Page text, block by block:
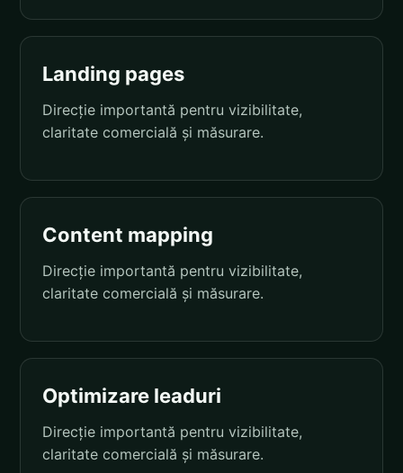
Landing pages
Direcție importantă pentru vizibilitate,
claritate comercială și măsurare.
Content mapping
Direcție importantă pentru vizibilitate,
claritate comercială și măsurare.
Optimizare leaduri
Direcție importantă pentru vizibilitate,
claritate comercială și măsurare.